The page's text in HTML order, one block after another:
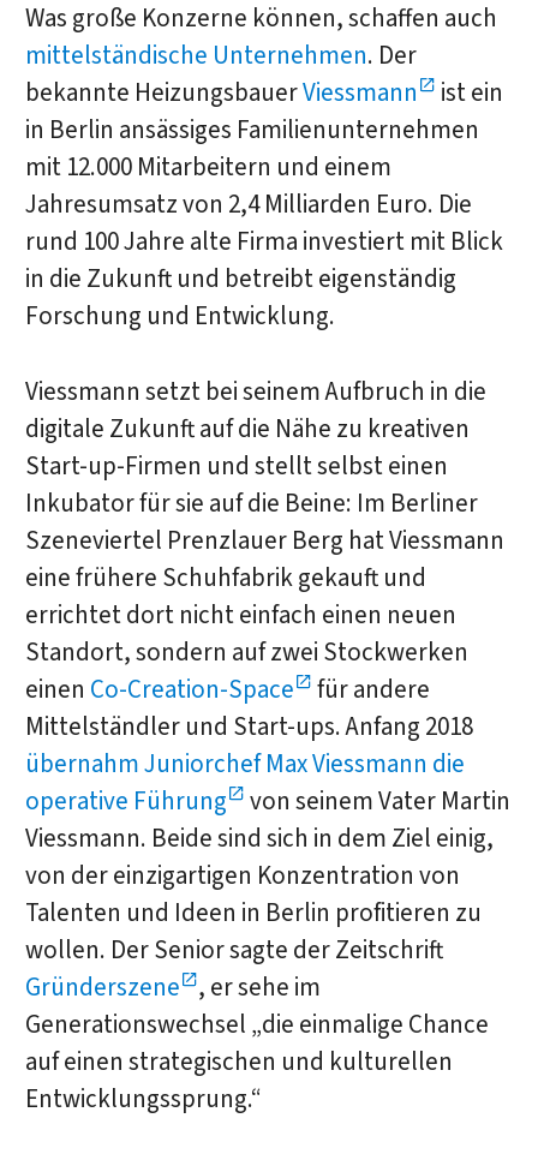
Was große Konzerne können, schaffen auch
mittelständische Unternehmen. Der
bekannte HeizungsbauerViessmann
ist ein
in Berlin ansässiges Familienunternehmen
mit 12.000 Mitarbeitern und einem
Jahresumsatz von 2,4 Milliarden Euro. Die
rund 100 Jahre alte Firma investiert mit Blick
in die Zukunft und betreibt eigenständig
Forschung und Entwicklung.
Viessmann setzt bei seinem Aufbruch in die
digitale Zukunft auf die Nähe zu kreativen
Start-up-Firmen und stellt selbst einen
Inkubator für sie auf die Beine: Im Berliner
Szeneviertel Prenzlauer Berg hat Viessmann
eine frühere Schuhfabrik gekauft und
errichtet dort nicht einfach einen neuen
Standort, sondern auf zwei Stockwerken
einen Co-Creation-Space
für andere
Mittelständler und Start-ups. Anfang 2018
übernahm Juniorchef Max Viessmann die
operative Führung
von seinem Vater Martin
Viessmann. Beide sind sich in dem Ziel einig,
von der einzigartigen Konzentration von
Talenten und Ideen in Berlin profitieren zu
wollen. Der Senior sagte der Zeitschrift
Gründerszene , er sehe im
Generationswechsel „die einmalige Chance
auf einen strategischen und kulturellen
Entwicklungssprung.“